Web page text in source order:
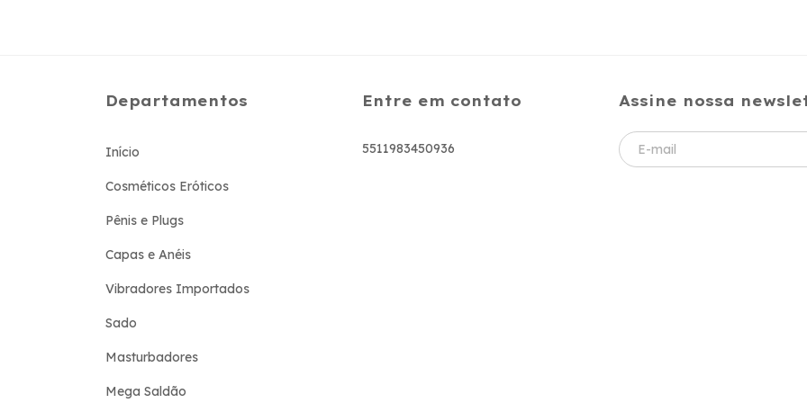
Departamentos
Início
Cosméticos Eróticos
Pênis e Plugs
Capas e Anéis
Vibradores Importados
Sado
Masturbadores
Mega Saldão
Entre em contato
5511983450936
Assine nossa